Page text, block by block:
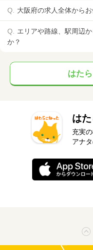
大阪府の求人全体から
エリアや路線、駅周辺
か？
はた
は
充実
アナ